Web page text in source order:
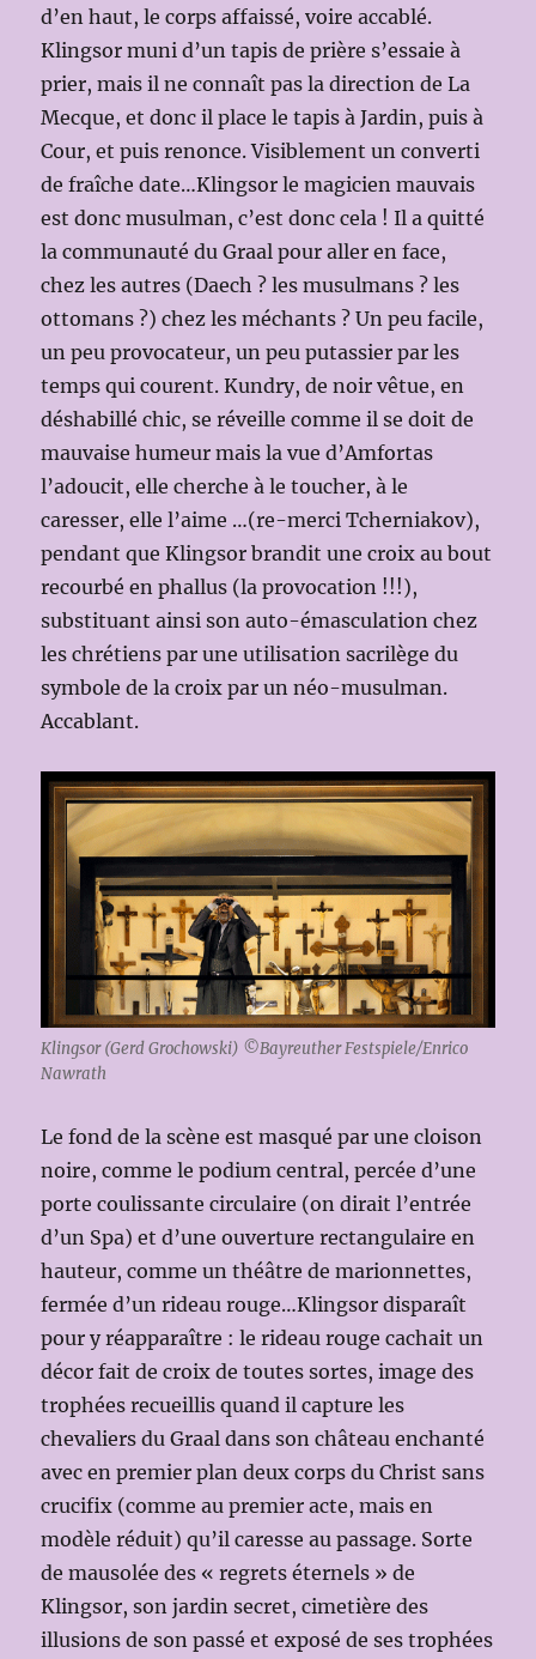
d’en haut, le corps affaissé, voire accablé.
Klingsor muni d’un tapis de prière s’essaie à
prier, mais il ne connaît pas la direction de La
Mecque, et donc il place le tapis à Jardin, puis à
Cour, et puis renonce. Visiblement un converti
de fraîche date…Klingsor le magicien mauvais
est donc musulman, c’est donc cela ! Il a quitté
la communauté du Graal pour aller en face,
chez les autres (Daech ? les musulmans ? les
ottomans ?) chez les méchants ? Un peu facile,
un peu provocateur, un peu putassier par les
temps qui courent. Kundry, de noir vêtue, en
déshabillé chic, se réveille comme il se doit de
mauvaise humeur mais la vue d’Amfortas
l’adoucit, elle cherche à le toucher, à le
caresser, elle l’aime …(re-merci Tcherniakov),
pendant que Klingsor brandit une croix au bout
recourbé en phallus (la provocation !!!),
substituant ainsi son auto-émasculation chez
les chrétiens par une utilisation sacrilège du
symbole de la croix par un néo-musulman.
Accablant.
Klingsor (Gerd Grochowski) ©Bayreuther Festspiele/Enrico
Nawrath
Le fond de la scène est masqué par une cloison
noire, comme le podium central, percée d’une
porte coulissante circulaire (on dirait l’entrée
d’un Spa) et d’une ouverture rectangulaire en
hauteur, comme un théâtre de marionnettes,
fermée d’un rideau rouge…Klingsor disparaît
pour y réapparaître : le rideau rouge cachait un
décor fait de croix de toutes sortes, image des
trophées recueillis quand il capture les
chevaliers du Graal dans son château enchanté
avec en premier plan deux corps du Christ sans
crucifix (comme au premier acte, mais en
modèle réduit) qu’il caresse au passage. Sorte
de mausolée des « regrets éternels » de
Klingsor, son jardin secret, cimetière des
illusions de son passé et exposé de ses trophées